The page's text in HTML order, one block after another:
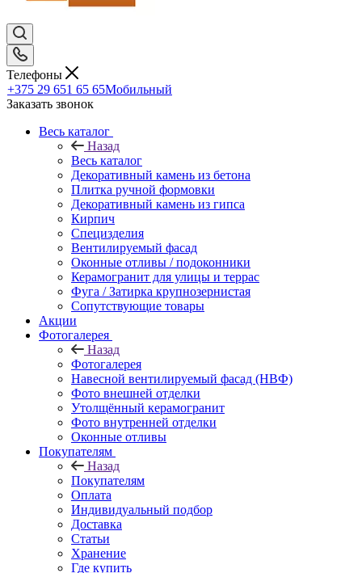
Телефоны
+375 29 651 65 65Мобильный
Заказать звонок
Весь каталог
Назад
Весь каталог
Декоративный камень из бетона
Плитка ручной формовки
Декоративный камень из гипса
Кирпич
Специзделия
Вентилируемый фасад
Оконные отливы / подоконники
Керамогранит для улицы и террас
Фуга / Затирка крупнозернистая
Сопутствующие товары
Акции
Фотогалерея
Назад
Фотогалерея
Навесной вентилируемый фасад (НВФ)
Фото внешней отделки
Утолщённый керамогранит
Фото внутренней отделки
Оконные отливы
Покупателям
Назад
Покупателям
Оплата
Индивидуальный подбор
Доставка
Статьи
Хранение
Где купить